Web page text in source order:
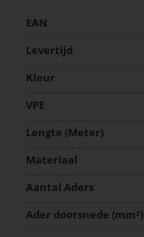
Meer
EAN
Levertijd
Kleur
VPE
Lengte (Meter)
Materiaal
Aantal Aders
Ader doorsnede (mm²)